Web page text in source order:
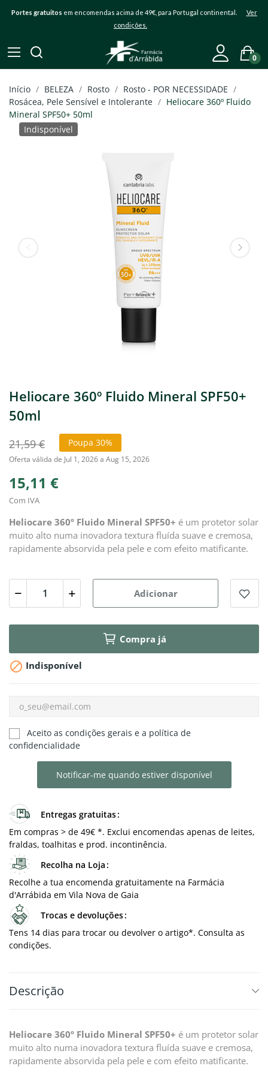
Portes gratuitos em encomendas acima de 49€, para Portugal continental. Ver
condições.
0
Início BELEZA Rosto
Rosto - POR NECESSIDADE
Rosácea, Pele Sensível e Intolerante
Heliocare 360º Fluido
Mineral SPF50+ 50ml
Indisponível
Heliocare 360º Fluido Mineral SPF50+
50ml
21,59 € Poupa 30%
Oferta válida de Jul 1, 2026 a Aug 15, 2026
15,11 €
Com IVA
Heliocare 360º Fluido Mineral SPF50+ é um protetor solar
muito alto numa inovadora textura fluída suave e cremosa,
rapidamente absorvida pela pele e com efeito matificante.
Adicionar
Compra já
 Indisponível
Aceito as condições gerais e a política de
confidencialidade
Notificar-me quando estiver disponível
Entregas gratuitas
Em compras > de 49€ *. Exclui encomendas apenas de leites,
fraldas, toalhitas e prod. incontinência.
Recolha na Loja
Recolhe a tua encomenda gratuitamente na Farmácia
d'Arrábida em Vila Nova de Gaia
Trocas e devoluções
Tens 14 dias para trocar ou devolver o artigo*. Consulta as
condições.
Descrição
Heliocare 360º Fluido Mineral SPF50+ é um protetor solar
muito alto numa inovadora textura fluída suave e cremosa,
rapidamente absorvida pela pele e com efeito matificante.